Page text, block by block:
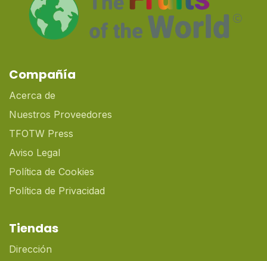
Compañía
Acerca de
Nuestros Proveedores
TFOTW Press
Aviso Legal
Política de Cookies
Política de Privacidad
Tiendas
Dirección